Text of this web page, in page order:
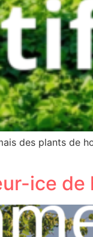
des plants de
ice de